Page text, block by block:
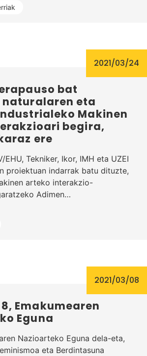
2021/03/24
bat
eta
Makinen
begira,
ere
EHU, Tekniker, Ikor, IMH eta UZEI
proiektuan indarrak batu dituzte,
arteko interakzio-
Adimen…
2021/03/08
Emakumearen
Eguna
Nazioarteko Eguna dela-eta,
eta Berdintasuna